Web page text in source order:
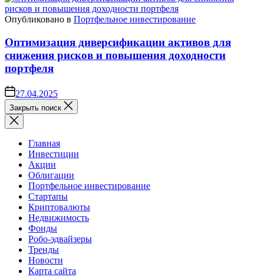
Опубликовано в Портфельное инвестирование
Оптимизация диверсификации активов для
снижения рисков и повышения доходности
портфеля
27.04.2025
Закрыть поиск
Главная
Инвестиции
Акции
Облигации
Портфельное инвестирование
Стартапы
Криптовалюты
Недвижимость
Фонды
Робо-эдвайзеры
Тренды
Новости
Карта сайта